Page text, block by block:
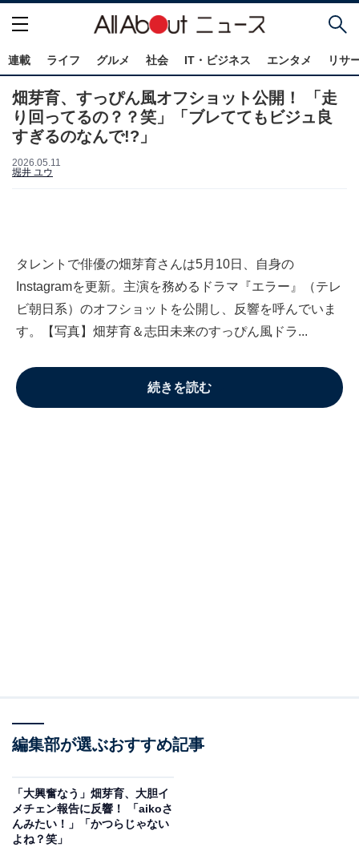
連載 ライフ グルメ 社会 IT・ビジネス エンタメ リサ
畑芽育、すっぴん風オフショット公開！ 「走
り回ってるの？？笑」「ブレててもビジュ良
すぎるのなんで!?」
2026.05.11
堀井 ユウ
タレントで俳優の畑芽育さんは5月10日、自身の
Instagramを更新。主演を務めるドラマ『エラー』（テレ
ビ朝日系）のオフショットを公開し、反響を呼んでいま
す。【写真】畑芽育＆志田未来のすっぴん風ドラ...
続きを読む
編集部が選ぶおすすめ記事
「大興奮なう」畑芽育、大胆イ
メチェン報告に反響！ 「aikoさ
んみたい！」「かつらじゃない
よね？笑」